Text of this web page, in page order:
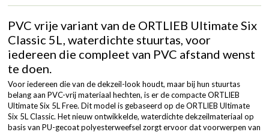
PVC vrije variant van de ORTLIEB Ultimate Six
Classic 5L, waterdichte stuurtas, voor
iedereen die compleet van PVC afstand wenst
te doen.
Voor iedereen die van de dekzeil-look houdt, maar bij hun stuurtas
belang aan PVC-vrij materiaal hechten, is er de compacte ORTLIEB
Ultimate Six 5L Free. Dit model is gebaseerd op de ORTLIEB Ultimate
Six 5L Classic. Het nieuw ontwikkelde, waterdichte dekzeilmateriaal op
basis van PU-gecoat polyesterweefsel zorgt ervoor dat voorwerpen van